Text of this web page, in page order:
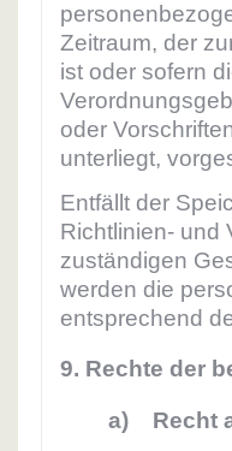
Zeitraum, der
ist oder sofern
oder
unterliegt,
Entfällt der
Richtlinien- und
zuständigen
werden die
entsprechend
9. Rechte der
a) Recht